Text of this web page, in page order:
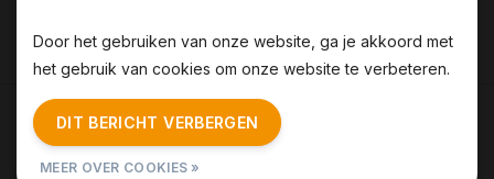
Algemene voorwaarden | Disclaimer
Sitemap
| RSS Feed
Door het gebruiken van onze website, ga je akkoord met
het gebruik van cookies om onze website te verbeteren.
DIT BERICHT VERBERGEN
MEER OVER COOKIES »